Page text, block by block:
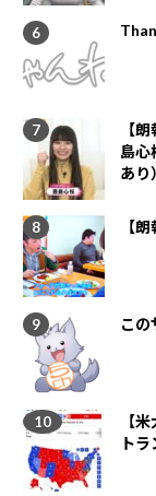
【
島心
あり）
【
この
【
ト